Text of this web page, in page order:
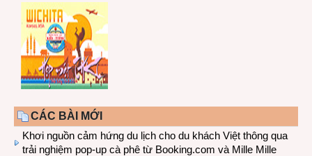
CÁC BÀI MỚI
Khơi nguồn cảm hứng du lịch cho du khách Việt thông qua
trải nghiệm pop-up cà phê từ Booking.com và Mille Mille